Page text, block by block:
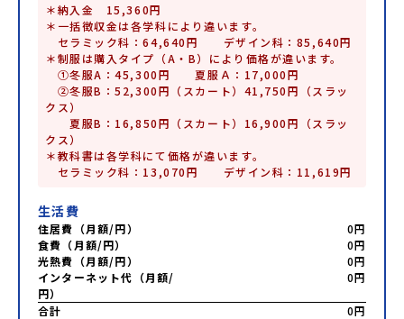
＊納入金　15,360円
＊一括徴収金は各学科により違います。
セラミック科：64,640円　　デザイン科：85,640円
＊制服は購入タイプ（A・B）により価格が違います。
①冬服A：45,300円　　夏服Ａ：17,000円
②冬服B：52,300円（スカート）41,750円（スラッ
クス）
夏服B：16,850円（スカート）16,900円（スラッ
クス）
＊教科書は各学科にて価格が違います。
生活費
住居費（月額/円）
0円
食費（月額/円）
0円
光熱費（月額/円）
0円
インターネット代（月額/
円）
0円
合計 0円